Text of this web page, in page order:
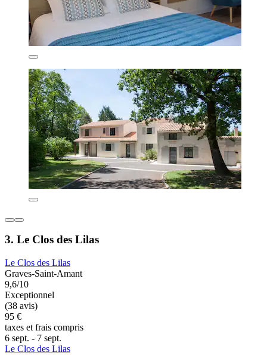
3. Le Clos des Lilas
Le Clos des Lilas
Graves-Saint-Amant
9,6/10
Exceptionnel
(38 avis)
95 €
taxes et frais compris
6 sept. - 7 sept.
Le Clos des Lilas